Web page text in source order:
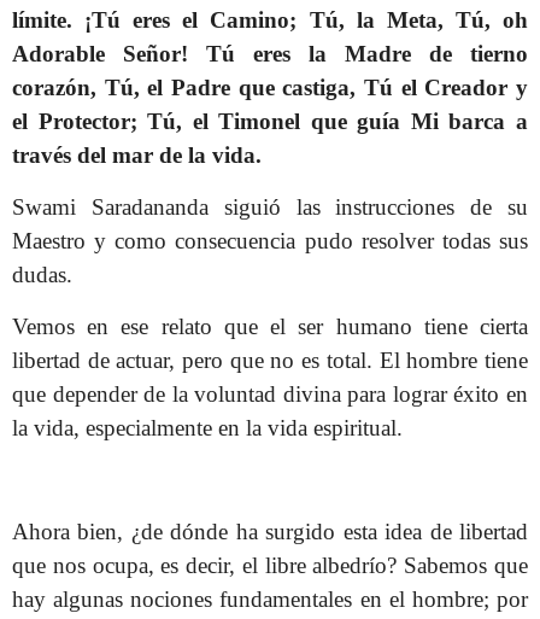
límite. ¡Tú eres el Camino; Tú, la Meta, Tú, oh
Adorable Señor! Tú eres la Madre de tierno
corazón, Tú, el Padre que castiga, Tú el Creador y
el Protector; Tú, el Timonel que guía Mi barca a
través del mar de la vida.
Swami Saradananda siguió las instrucciones de su
Maestro y como consecuencia pudo resolver todas sus
dudas.
Vemos en ese relato que el ser humano tiene cierta
libertad de actuar, pero que no es total. El hombre tiene
que depender de la voluntad divina para lograr éxito en
la vida, especialmente en la vida espiritual.
Ahora bien, ¿de dónde ha surgido esta idea de libertad
que nos ocupa, es decir, el libre albedrío? Sabemos que
hay algunas nociones fundamentales en el hombre; por